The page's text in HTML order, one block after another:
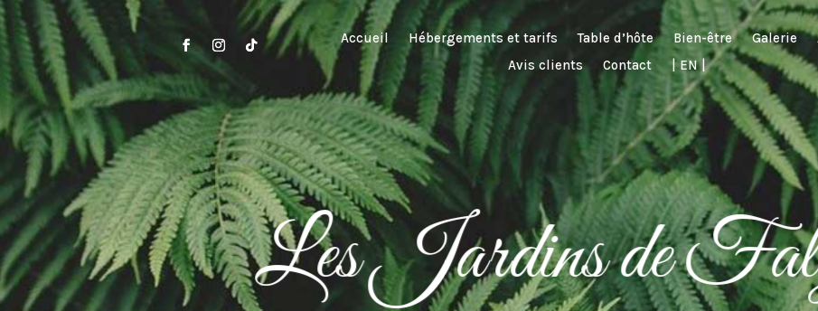
Accueil Hébergements et tarifs Table d’hôte Bien-être Galerie
Avis clients
Contact | EN |
Les Jardins de